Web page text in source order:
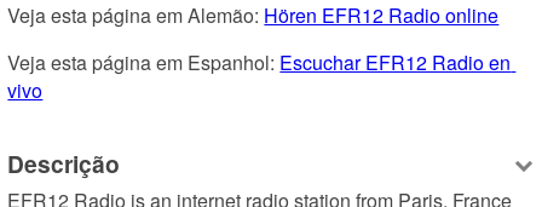
Veja esta página em Alemão: Hören EFR12 Radio online
Veja esta página em Espanhol: Escuchar EFR12 Radio en
vivo
Descrição
EFR12 Radio is an internet radio station from Paris, France